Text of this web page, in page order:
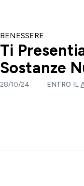
BENESSERE
Ti
Sostanze
28/10/24 ENTRO IL